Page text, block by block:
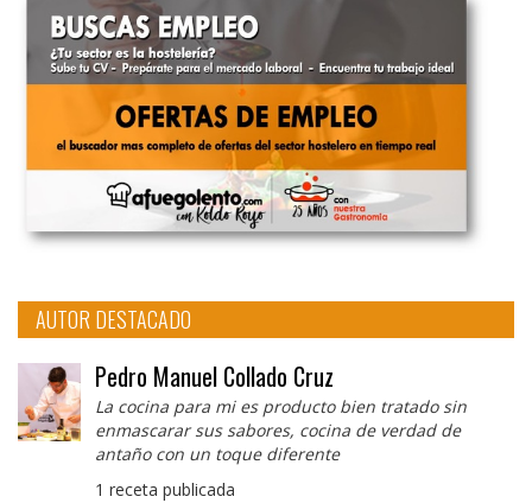
AUTOR DESTACADO
Pedro Manuel Collado Cruz
La cocina para mi es producto bien tratado sin
enmascarar sus sabores, cocina de verdad de
antaño con un toque diferente
1 receta publicada